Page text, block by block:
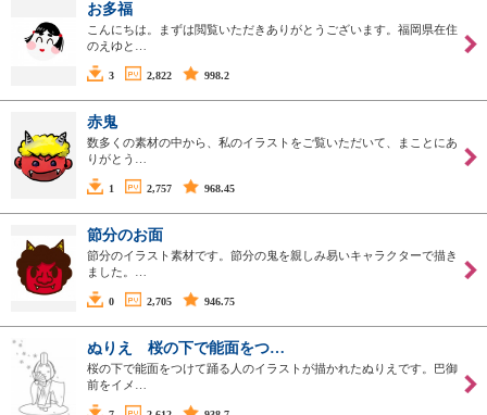
お多福
こんにちは。まずは閲覧いただきありがとうございます。福岡県在住
のえゆと…
3 2,822 998.2
赤鬼
数多くの素材の中から、私のイラストをご覧いただいて、まことにあ
りがとう…
1 2,757 968.45
節分のお面
節分のイラスト素材です。節分の鬼を親しみ易いキャラクターで描き
ました。…
0 2,705 946.75
ぬりえ 桜の下で能面をつ…
桜の下で能面をつけて踊る人のイラストが描かれたぬりえです。巴御
前をイメ…